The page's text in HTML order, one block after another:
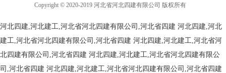
Copyright © 2020-2019 河北省河北四建有限公司 版权所有
河北四建,河北建工,河北省河北四建有限公司,河北省四建 河北四建,河北
建工,河北省河北四建有限公司,河北省四建 河北四建,河北建工,河北省河
北四建有限公司,河北省四建 河北四建,河北建工,河北省河北四建有限公
司,河北省四建 河北四建,河北建工,河北省河北四建有限公司,河北省四建